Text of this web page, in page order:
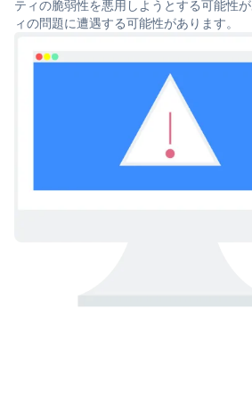
ティの脆弱性を悪用しようとする可能性
ィの問題に遭遇する可能性があります。